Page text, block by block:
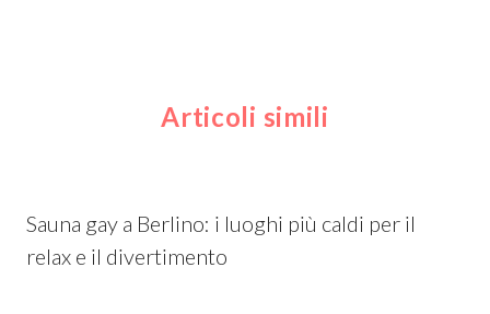
Articoli simili
Sauna gay a Berlino: i luoghi più caldi per il
relax e il divertimento